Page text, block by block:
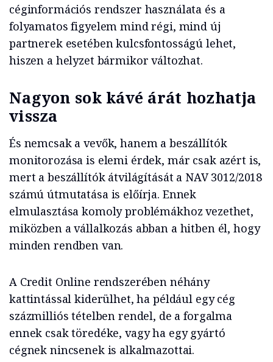
céginformációs rendszer használata és a
folyamatos figyelem mind régi, mind új
partnerek esetében kulcsfontosságú lehet,
hiszen a helyzet bármikor változhat.
Nagyon sok kávé árát hozhatja
vissza
És nemcsak a vevők, hanem a beszállítók
monitorozása is elemi érdek, már csak azért is,
mert a beszállítók átvilágítását a NAV 3012/2018
számú útmutatása is előírja. Ennek
elmulasztása komoly problémákhoz vezethet,
miközben a vállalkozás abban a hitben él, hogy
minden rendben van.
A Credit Online rendszerében néhány
kattintással kiderülhet, ha például egy cég
százmilliós tételben rendel, de a forgalma
ennek csak töredéke, vagy ha egy gyártó
cégnek nincsenek is alkalmazottai.